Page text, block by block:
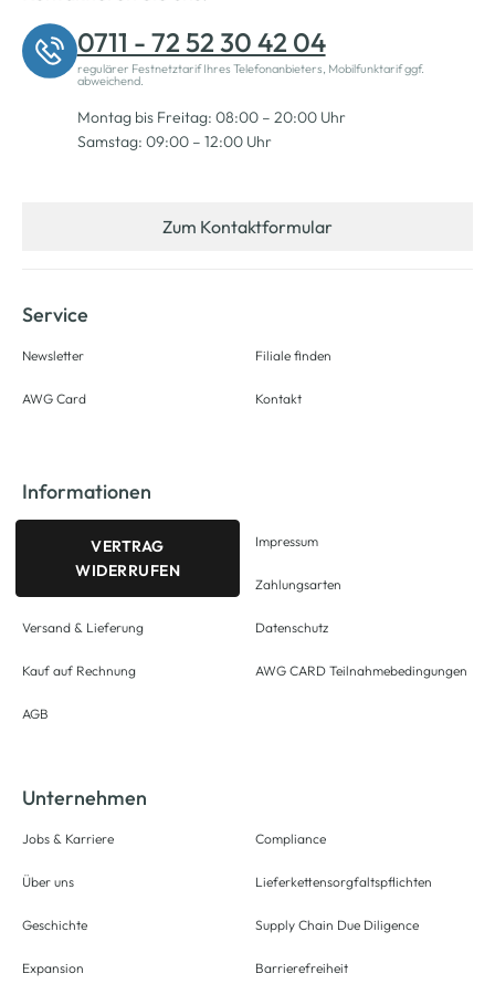
0711 - 72 52 30 42 04
regulärer Festnetztarif Ihres Telefonanbieters, Mobilfunktarif ggf.
abweichend.
Montag bis Freitag: 08:00 – 20:00 Uhr
Samstag: 09:00 – 12:00 Uhr
Zum Kontaktformular
Service
Newsletter
AWG Card
Filiale finden
Kontakt
Informationen
VERTRAG
WIDERRUFEN
Versand & Lieferung
Kauf auf Rechnung
AGB
Impressum
Zahlungsarten
Datenschutz
AWG CARD Teilnahmebedingungen
Unternehmen
Jobs & Karriere
Über uns
Geschichte
Expansion
Compliance
Lieferkettensorgfaltspflichten
Supply Chain Due Diligence
Barrierefreiheit